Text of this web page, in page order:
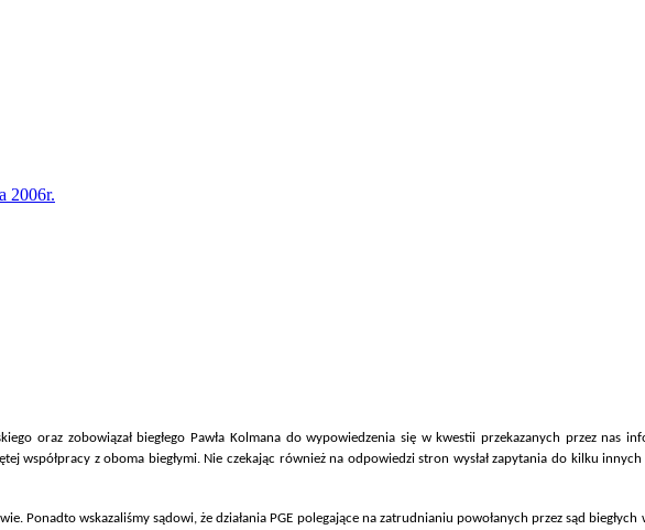
2006r.
oraz zobowiązał biegłego Pawła Kolmana do wypowiedzenia się w kwestii przekazanych przez nas
współpracy z oboma biegłymi. Nie czekając również na odpowiedzi stron wysłał zapytania do kilku
Ponadto wskazaliśmy sądowi, że działania PGE polegające na zatrudnianiu powołanych przez sąd